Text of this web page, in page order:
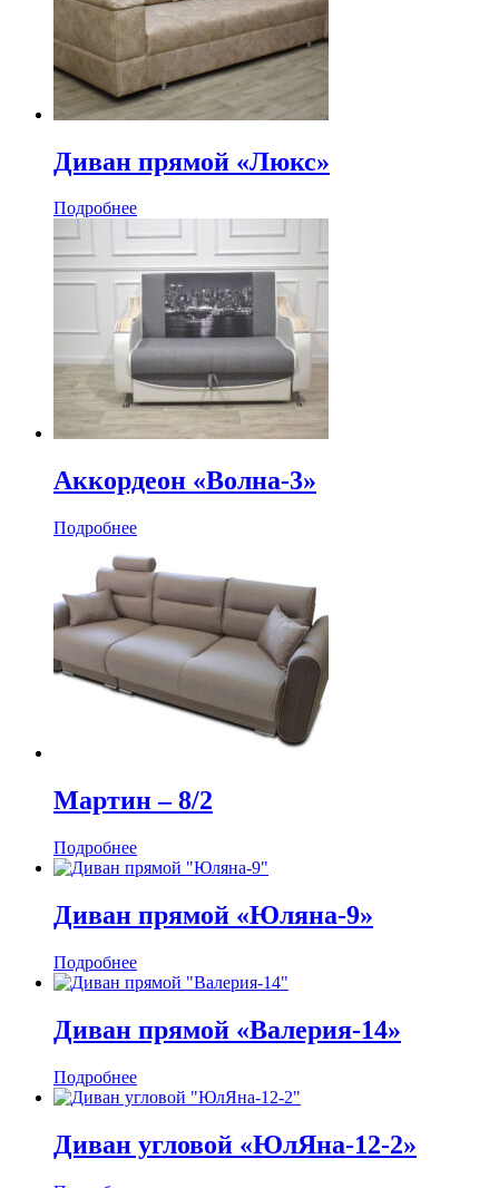
Диван прямой «Люкс»
Подробнее
Аккордеон «Волна-3»
Подробнее
Мартин ‒ 8/2
Подробнее
Диван прямой «Юляна-9»
Подробнее
Диван прямой «Валерия-14»
Подробнее
Диван угловой «ЮлЯна-12-2»